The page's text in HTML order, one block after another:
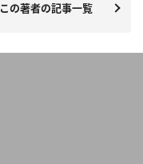
この著者の記事一覧